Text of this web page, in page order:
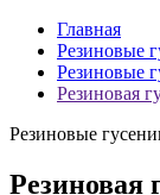
Главная
Резиновые
Резиновые
Резиновая
Резиновые
Резиновая